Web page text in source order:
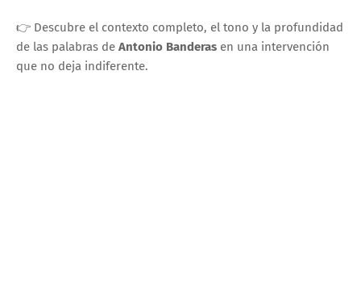
👉 Descubre el contexto completo, el tono y la profundidad
de las palabras de Antonio Banderas en una intervención
que no deja indiferente.